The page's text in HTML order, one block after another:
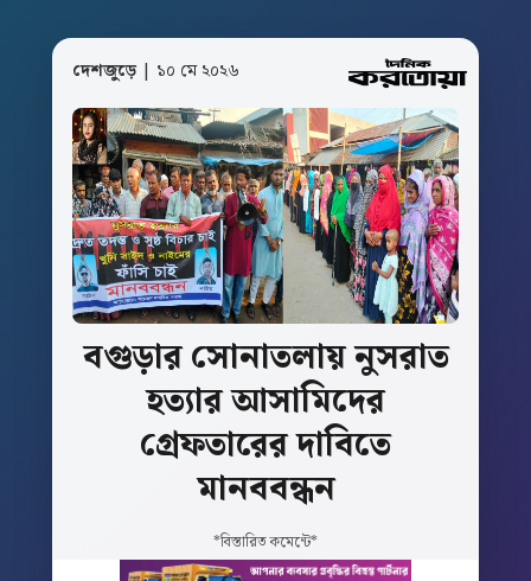
দেশজুড়ে| ১০ মে ২০২৬
বগুড়ার সোনাতলায়নুসরাত
হত্যারআসামিদের
গ্রেফতারেরদাবিতে
মানববন্ধন
*বিস্তারিত কমেন্টে*